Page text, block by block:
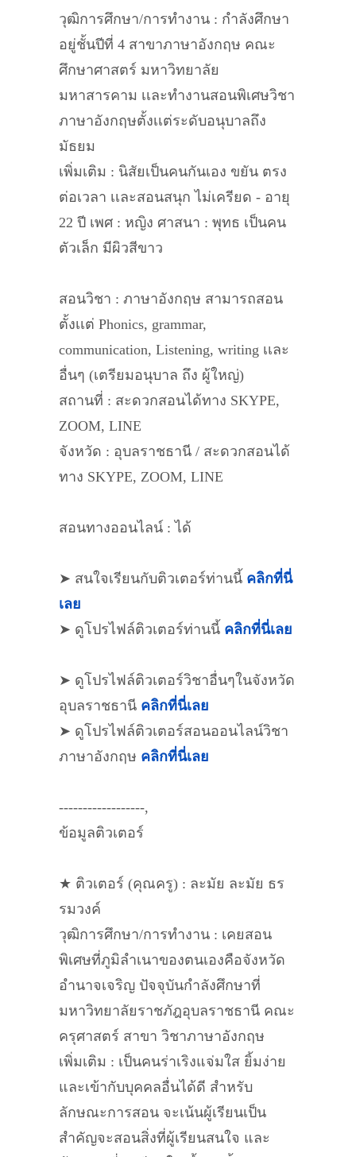
วุฒิการศึกษา/การทำงาน : กำลังศึกษา
อยู่ชั้นปีที่ 4 สาขาภาษาอังกฤษ คณะ
ศึกษาศาสตร์ มหาวิทยาลัย
มหาสารคาม เเละทำงานสอนพิเศษวิชา
ภาษาอังกฤษตั้งเเต่ระดับอนุบาลถึง
มัธยม
เพิ่มเติม : นิสัยเป็นคนกันเอง ขยัน ตรง
ต่อเวลา เเละสอนสนุก ไม่เครียด - อายุ
22 ปี เพศ : หญิง ศาสนา : พุทธ เป็นคน
ตัวเล็ก มีผิวสีขาว
สอนวิชา : ภาษาอังกฤษ สามารถสอน
ตั้งเเต่ Phonics, grammar,
communication, Listening, writing เเละ
อื่นๆ (เตรียมอนุบาล ถึง ผู้ใหญ่)
สถานที่ : สะดวกสอนได้ทาง SKYPE,
ZOOM, LINE
จังหวัด : อุบลราชธานี / สะดวกสอนได้
ทาง SKYPE, ZOOM, LINE
สอนทางออนไลน์ : ได้
➤ สนใจเรียนกับติวเตอร์ท่านนี้ คลิกที่นี่
เลย
➤ ดูโปรไฟล์ติวเตอร์ท่านนี้ คลิกที่นี่เลย
➤ ดูโปรไฟล์ติวเตอร์วิชาอื่นๆในจังหวัด
อุบลราชธานี คลิกที่นี่เลย
➤ ดูโปรไฟล์ติวเตอร์สอนออนไลน์วิชา
ภาษาอังกฤษ คลิกที่นี่เลย
------------------,
ข้อมูลติวเตอร์
★ ติวเตอร์ (คุณครู) : ละมัย ละมัย ธร
รมวงค์
วุฒิการศึกษา/การทำงาน : เคยสอน
พิเศษที่ภูมิลำเนาของตนเองคือจังหวัด
อำนาจเจริญ ปัจจุบันกำลังศึกษาที่
มหาวิทยาลัยราชภัฎอุบลราชธานี คณะ
ครุศาสตร์ สาขา วิชาภาษาอังกฤษ
เพิ่มเติม : เป็นคนร่าเริงแจ่มใส ยิ้มง่าย
และเข้ากับบุคคลอื่นได้ดี สำหรับ
ลักษณะการสอน จะเน้นผู้เรียนเป็น
สำคัญจะสอนสิ่งที่ผู้เรียนสนใจ และ